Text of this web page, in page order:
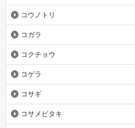
コウノトリ
コガラ
コクチョウ
コゲラ
コサギ
コサメビタキ